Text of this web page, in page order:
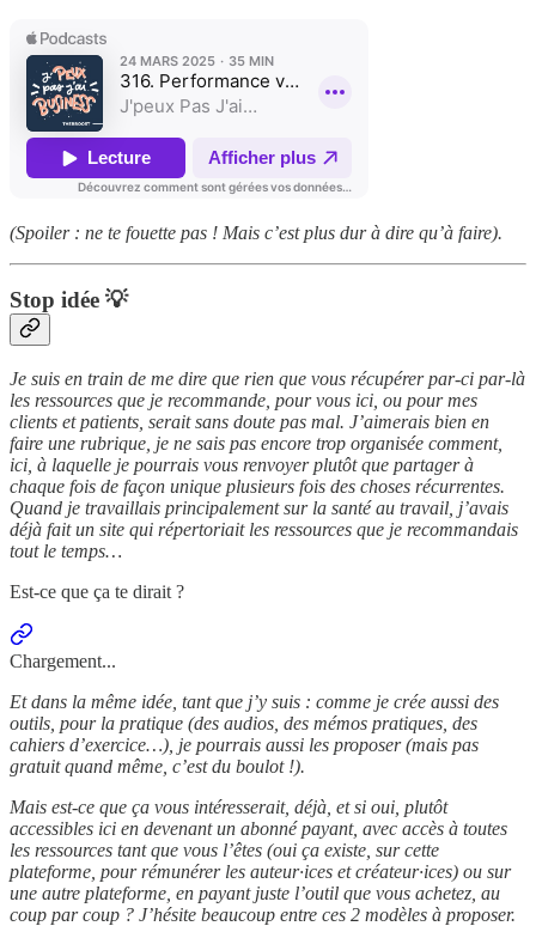
(Spoiler : ne te fouette pas ! Mais c’est plus dur à dire qu’à faire).
Stop idée 💡
Je suis en train de me dire que rien que vous récupérer par-ci par-là
les ressources que je recommande, pour vous ici, ou pour mes
clients et patients, serait sans doute pas mal. J’aimerais bien en
faire une rubrique, je ne sais pas encore trop organisée comment,
ici, à laquelle je pourrais vous renvoyer plutôt que partager à
chaque fois de façon unique plusieurs fois des choses récurrentes.
Quand je travaillais principalement sur la santé au travail, j’avais
déjà fait un site qui répertoriait les ressources que je recommandais
tout le temps…
Est-ce que ça te dirait ?
Chargement...
Et dans la même idée, tant que j’y suis : comme je crée aussi des
outils, pour la pratique (des audios, des mémos pratiques, des
cahiers d’exercice…), je pourrais aussi les proposer (mais pas
gratuit quand même, c’est du boulot !).
Mais est-ce que ça vous intéresserait, déjà, et si oui, plutôt
accessibles ici en devenant un abonné payant, avec accès à toutes
les ressources tant que vous l’êtes (oui ça existe, sur cette
plateforme, pour rémunérer les auteur·ices et créateur·ices) ou sur
une autre plateforme, en payant juste l’outil que vous achetez, au
coup par coup ? J’hésite beaucoup entre ces 2 modèles à proposer.